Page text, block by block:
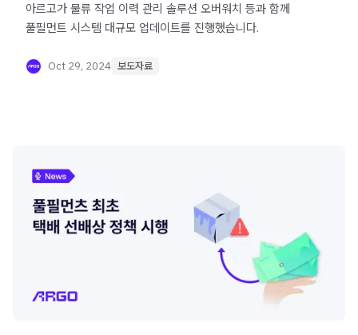
아르고가 물류 작업 이력 관리 솔루션 오버워치 등과 함께
풀필먼트 시스템 대규모 업데이트를 진행했습니다.
Oct 29, 2024 보도자료